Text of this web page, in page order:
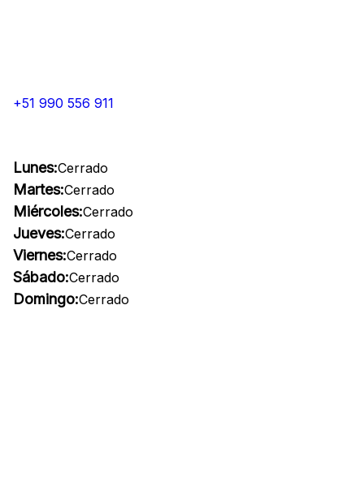
+51 990 556 911
Lunes:Cerrado
Martes:Cerrado
Miércoles:Cerrado
Jueves:Cerrado
Viernes:Cerrado
Sábado:Cerrado
Domingo:Cerrado